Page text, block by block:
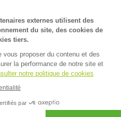
Cookies
externes utilisent des
du site, des cookies de
tiers.
proposer du contenu et des
la performance de notre site et
notre politique de cookies
par